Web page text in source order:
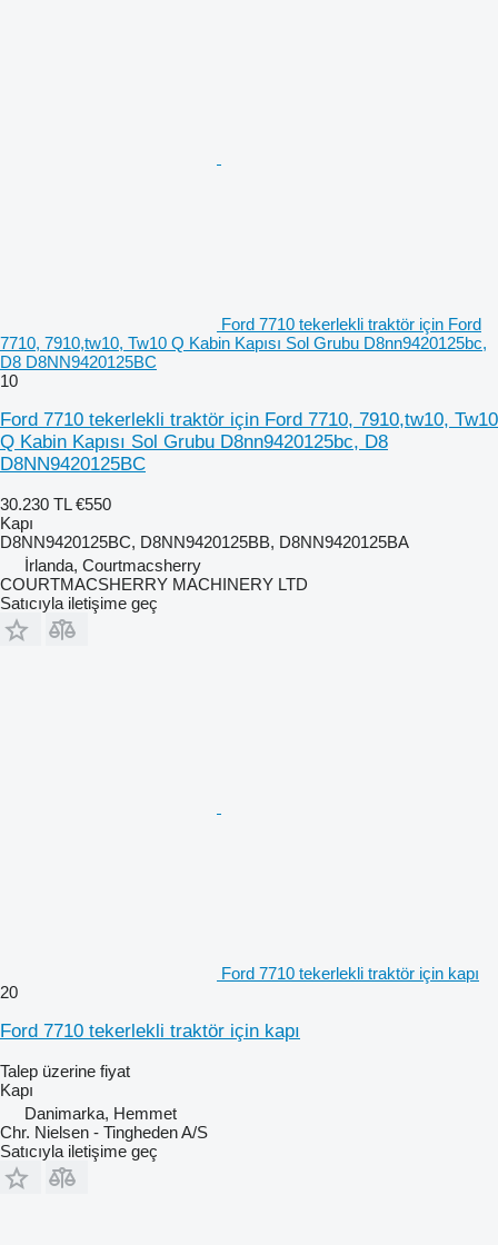
Ford 7710 tekerlekli traktör için Ford
7710, 7910,tw10, Tw10 Q Kabin Kapısı Sol Grubu D8nn9420125bc,
D8 D8NN9420125BC
10
Ford 7710 tekerlekli traktör için Ford 7710, 7910,tw10, Tw10
Q Kabin Kapısı Sol Grubu D8nn9420125bc, D8
D8NN9420125BC
30.230 TL €550
Kapı
D8NN9420125BC, D8NN9420125BB, D8NN9420125BA
İrlanda, Courtmacsherry
COURTMACSHERRY MACHINERY LTD
Satıcıyla iletişime geç
Ford 7710 tekerlekli traktör için kapı
20
Ford 7710 tekerlekli traktör için kapı
Talep üzerine fiyat
Kapı
Danimarka, Hemmet
Chr. Nielsen - Tingheden A/S
Satıcıyla iletişime geç